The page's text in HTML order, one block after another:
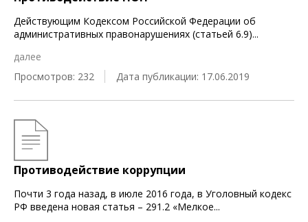
Действующим Кодексом Российской Федерации об
административных правонарушениях (статьей 6.9)...
далее
Просмотров: 232
Дата публикации: 17.06.2019
Противодействие коррупции
Почти 3 года назад, в июле 2016 года, в Уголовный кодекс
РФ введена новая статья – 291.2 «Мелкое...